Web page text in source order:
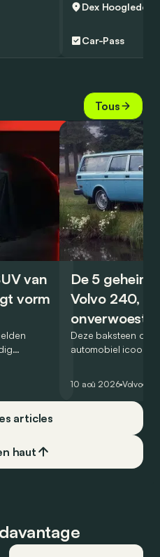
Dex Hooglede
Car-Pass
Tous
van
vorm
De 5
Volvo 240, de
kubus
Deze baksteen op
automobiel icoon?
onverwoestbare
zeker snuifje
zegt alles: hij was
markt in 4 reeksen.
10 aoû 2026 Volvo
articles
haut